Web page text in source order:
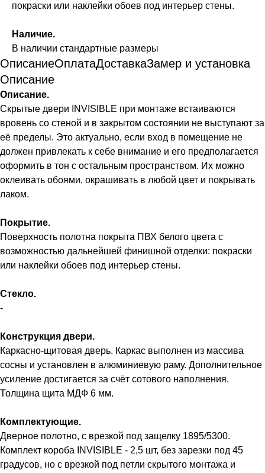
покраски или наклейки обоев под интерьер стены.
Наличие.
В наличии стандартные размеры
ОписаниеОплатаДоставкаЗамер и установка
Описание
Описание.
Скрытые двери INVISIBLE при монтаже встаиваются
вровень со стеной и в закрытом состоянии не выступают за
её пределы. Это актуально, если вход в помещение не
должен привлекать к себе внимание и его предполагается
оформить в тон с остальным пространством. Их можно
оклеивать обоями, окрашивать в любой цвет и покрывать
лаком.
Покрытие.
Поверхность полотна покрыта ПВХ белого цвета с
возможностью дальнейшей финишной отделки: покраски
или наклейки обоев под интерьер стены.
Стекло.
-
Конструкция двери.
Каркасно-щитовая дверь. Каркас выполнен из массива
сосны и установлен в алюминиевую раму. Дополнительное
усиление достигается за счёт сотового наполнения.
Толщина щита МДФ 6 мм.
Комплектующие.
Дверное полотно, с врезкой под защелку 1895/5300.
Комплект короба INVISIBLE - 2,5 шт, без зарезки под 45
градусов, но с врезкой под петли скрытого монтажа и